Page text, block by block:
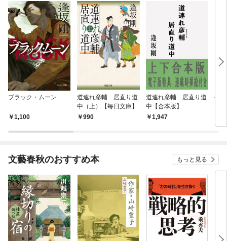
ブラック・ムーン
1,100
道連れ彦輔 居直り道
中（上）【毎日文庫】
990
道連れ彦輔 居直り道
中【合本版】
1,947
平
文藝春秋のおすすめ本 もっと見る